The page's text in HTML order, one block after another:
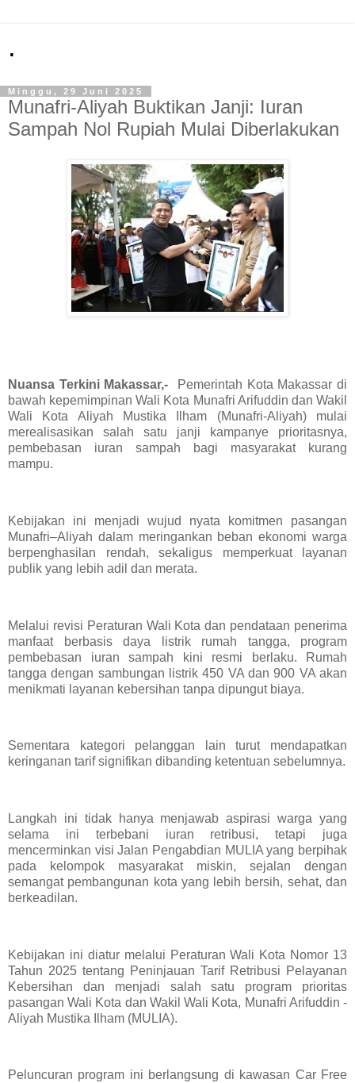
.
Minggu, 29 Juni 2025
Munafri-Aliyah Buktikan Janji: Iuran
Sampah Nol Rupiah Mulai Diberlakukan
Nuansa Terkini Makassar,- Pemerintah Kota Makassar di
bawah kepemimpinan Wali Kota Munafri Arifuddin dan Wakil
Wali Kota Aliyah Mustika Ilham (Munafri-Aliyah) mulai
merealisasikan salah satu janji kampanye prioritasnya,
pembebasan iuran sampah bagi masyarakat kurang
mampu.
Kebijakan ini menjadi wujud nyata komitmen pasangan
Munafri–Aliyah dalam meringankan beban ekonomi warga
berpenghasilan rendah, sekaligus memperkuat layanan
publik yang lebih adil dan merata.
Melalui revisi Peraturan Wali Kota dan pendataan penerima
manfaat berbasis daya listrik rumah tangga, program
pembebasan iuran sampah kini resmi berlaku. Rumah
tangga dengan sambungan listrik 450 VA dan 900 VA akan
menikmati layanan kebersihan tanpa dipungut biaya.
Sementara kategori pelanggan lain turut mendapatkan
keringanan tarif signifikan dibanding ketentuan sebelumnya.
Langkah ini tidak hanya menjawab aspirasi warga yang
selama ini terbebani iuran retribusi, tetapi juga
mencerminkan visi Jalan Pengabdian MULIA yang berpihak
pada kelompok masyarakat miskin, sejalan dengan
semangat pembangunan kota yang lebih bersih, sehat, dan
berkeadilan.
Kebijakan ini diatur melalui Peraturan Wali Kota Nomor 13
Tahun 2025 tentang Peninjauan Tarif Retribusi Pelayanan
Kebersihan dan menjadi salah satu program prioritas
pasangan Wali Kota dan Wakil Wali Kota, Munafri Arifuddin -
Aliyah Mustika Ilham (MULIA).
Peluncuran program ini berlangsung di kawasan Car Free